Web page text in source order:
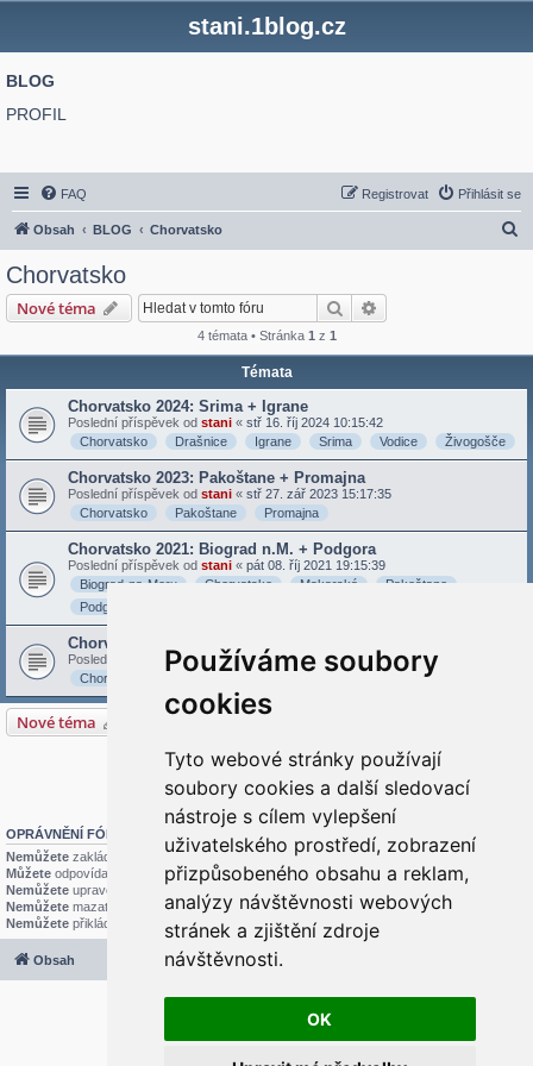
Používáme soubory
cookies
Tyto webové stránky používají
soubory cookies a další sledovací
nástroje s cílem vylepšení
uživatelského prostředí, zobrazení
přizpůsobeného obsahu a reklam,
analýzy návštěvnosti webových
stránek a zjištění zdroje
návštěvnosti.
OK
stani.1blog.cz
BLOG
PROFIL
FAQ Přihlásit se
Registrovat
Obsah BLOG Chorvatsko
Chorvatsko
Nové téma Hledat
4 témata • Stránka 1 z 1
Témata
Chorvatsko 2024: Srima + Igrane
Poslední příspěvek od stani « stř 16. říj 2024 10:15:42
Chorvatsko
Drašnice Igrane Srima Vodice Živogošče
Chorvatsko 2023: Pakoštane + Promajna
Poslední příspěvek od stani « stř 27. zář 2023 15:17:35
Chorvatsko
Pakoštane Promajna
Chorvatsko 2021: Biograd n.M. + Podgora
Poslední příspěvek od stani « pát 08. říj 2021 19:15:39
Biograd-na-Moru
Chorvatsko Makarská
Pakoštane
Podgora
Chorvatsko fotoblog - kde jsem v posledních letech byl
Poslední příspěvek odstani«sob 22. srp 2020 21:24:33
Chorvatsko
Nové téma
Přejít na
OPRÁVNĚNÍ FÓRA
Nemůžete zakládat nová témata v tomto fóru
Můžete odpovídat v tomto fóru
Nemůžete upravovat své příspěvky v tomto fóru
Nemůžete mazat své příspěvky v tomto fóru
Nemůžete přikládat soubory v tomto fóru
Obsah
2020 © ASTRA - CZ s.r.o.
® Forum Software © phpBB Limited